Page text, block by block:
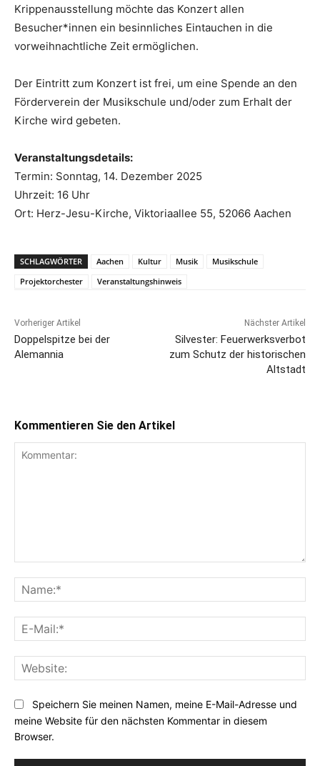
Krippenausstellung möchte das Konzert allen
Besucher*innen ein besinnliches Eintauchen in die
vorweihnachtliche Zeit ermöglichen.
Der Eintritt zum Konzert ist frei, um eine Spende an den
Förderverein der Musikschule und/oder zum Erhalt der
Kirche wird gebeten.
Veranstaltungsdetails:
Termin: Sonntag, 14. Dezember 2025
Uhrzeit: 16 Uhr
Ort: Herz-Jesu-Kirche, Viktoriaallee 55, 52066 Aachen
SCHLAGWÖRTER Aachen Kultur Musik
Musikschule
Projektorchester
Veranstaltungshinweis
Vorheriger Artikel
Doppelspitze bei der
Alemannia
Nächster Artikel
Silvester: Feuerwerksverbot
zum Schutz der historischen
Altstadt
Kommentieren Sie den Artikel
Speichern Sie meinen Namen, meine E-Mail-Adresse und
meine Website für den nächsten Kommentar in diesem
Browser.